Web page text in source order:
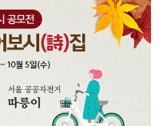
기 변
경
하
기
변
경
하